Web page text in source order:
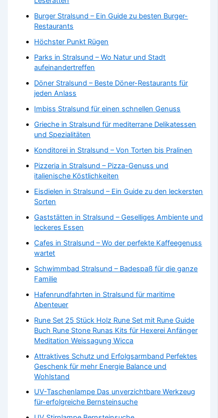
Burger Stralsund – Ein Guide zu besten Burger-
Restaurants
Höchster Punkt Rügen
Parks in Stralsund – Wo Natur und Stadt
aufeinandertreffen
Döner Stralsund – Beste Döner-Restaurants für
jeden Anlass
Imbiss Stralsund für einen schnellen Genuss
Grieche in Stralsund für mediterrane Delikatessen
und Spezialitäten
Konditorei in Stralsund – Von Torten bis Pralinen
Pizzeria in Stralsund – Pizza-Genuss und
italienische Köstlichkeiten
Eisdielen in Stralsund – Ein Guide zu den leckersten
Sorten
Gaststätten in Stralsund – Geselliges Ambiente und
leckeres Essen
Cafes in Stralsund – Wo der perfekte Kaffeegenuss
wartet
Schwimmbad Stralsund – Badespaß für die ganze
Familie
Hafenrundfahrten in Stralsund für maritime
Abenteuer
Rune Set 25 Stück Holz Rune Set mit Rune Guide
Buch Rune Stone Runas Kits für Hexerei Anfänger
Meditation Weissagung Wicca
Attraktives Schutz und Erfolgsarmband Perfektes
Geschenk für mehr Energie Balance und
Wohlstand
UV-Taschenlampe Das unverzichtbare Werkzeug
für-erfolgreiche Bernsteinsuche